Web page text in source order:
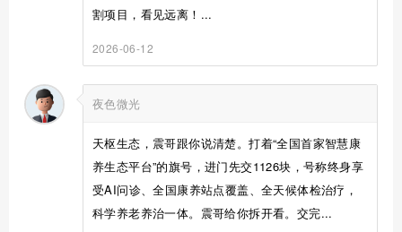
割项目，看见远离！...
2026-06-12
夜色微光
天枢生态，震哥跟你说清楚。打着“全国首家智慧康
养生态平台”的旗号，进门先交1126块，号称终身享
受AI问诊、全国康养站点覆盖、全天候体检治疗，
科学养老养治一体。震哥给你拆开看。交完...